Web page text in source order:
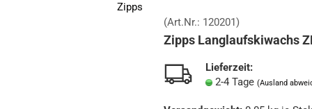
Zipps
(Art.Nr.: 120201)
Zipps Langlaufskiwachs
Lieferzeit:
2-4 Tage (Ausland